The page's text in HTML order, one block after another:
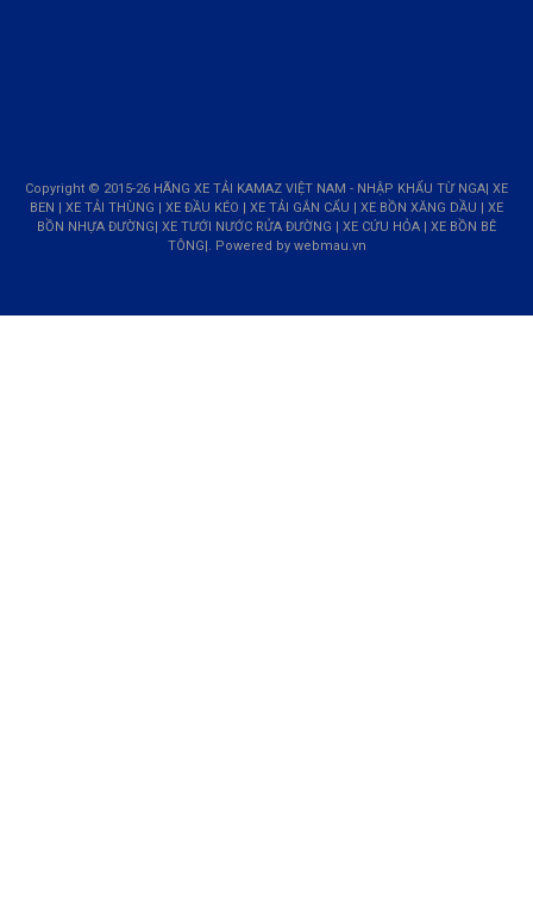
Copyright © 2015-26 HÃNG XE TẢI KAMAZ VIỆT NAM - NHẬP KHẨU TỪ NGA| XE
BEN | XE TẢI THÙNG | XE ĐẦU KÉO | XE TẢI GẮN CẨU | XE BỒN XĂNG DẦU | XE
BỒN NHỰA ĐƯỜNG| XE TƯỚI NƯỚC RỬA ĐƯỜNG | XE CỨU HỎA | XE BỒN BÊ
TÔNG|. Powered by webmau.vn